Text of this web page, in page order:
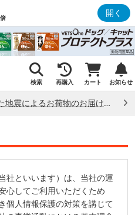
開く
検索 再購入 カート お知らせ
熊本県熊本地方で発生した地震によるお荷物のお届け状況について （7/28）
社といいます）は、当社の運
心してご利用いただくため
個人情報保護の対策を講じて